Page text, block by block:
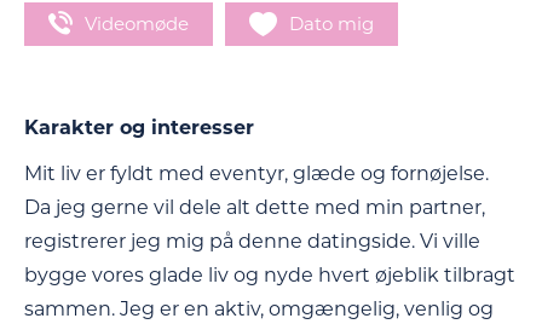
Videomøde Dato mig
Karakter og interesser
Mit liv er fyldt med eventyr, glæde og fornøjelse.
Da jeg gerne vil dele alt dette med min partner,
registrerer jeg mig på denne datingside. Vi ville
bygge vores glade liv og nyde hvert øjeblik tilbragt
sammen. Jeg er en aktiv, omgængelig, venlig og